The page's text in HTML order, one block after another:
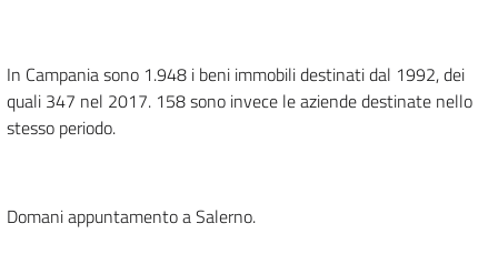
In Campania sono 1.948 i beni immobili destinati dal 1992, dei
quali 347 nel 2017. 158 sono invece le aziende destinate nello
stesso periodo.
Domani appuntamento a Salerno.